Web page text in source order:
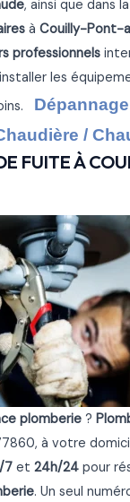
, ainsi que dans
àCouilly-Pont-
professionnels
les
/
FUITE À
plomberie ?
à votre
7 et24h/24 pour
. Un seul